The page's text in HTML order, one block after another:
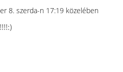
8. szerda-n 17:19 közelében